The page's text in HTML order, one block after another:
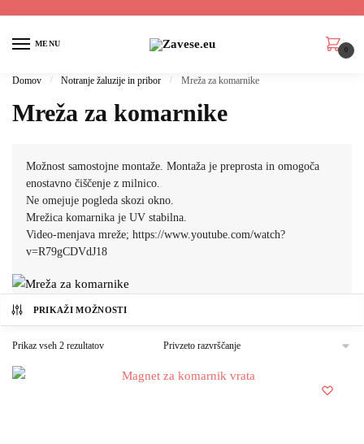
MENU
0
Domov / Notranje žaluzije in pribor / Mreža za komarnike
Mreža za komarnike
Možnost samostojne montaže. Montaža je preprosta in omogoča
enostavno čiščenje z milnico.
Ne omejuje pogleda skozi okno.
Mrežica komarnika je UV stabilna.
Video-menjava mreže; https://www.youtube.com/watch?
v=R79gCDVdJ18
PRIKAŽI MOŽNOSTI
Prikaz vseh 2 rezultatov